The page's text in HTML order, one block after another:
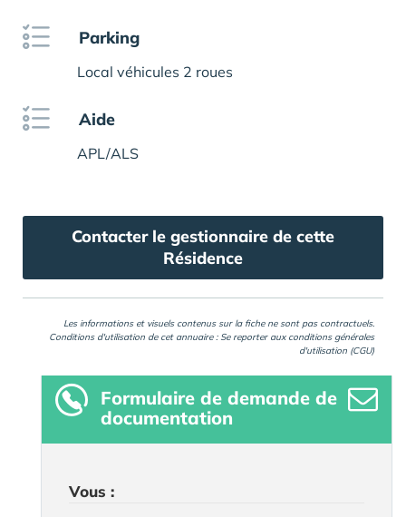
Parking
Local véhicules 2 roues
Aide
APL/ALS
Contacter le gestionnaire de cette
Résidence
Les informations et visuels contenus sur la fiche ne sont pas contractuels.
Conditions d'utilisation de cet annuaire : Se reporter aux conditions générales
d'utilisation (CGU)
Formulaire de demande de
documentation
Vous :